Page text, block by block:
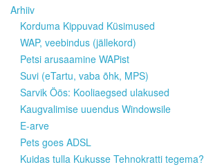
Arhiiv
Korduma Kippuvad Küsimused
WAP, veebindus (jällekord)
Petsi arusaamine WAPist
Suvi (eTartu, vaba õhk, MPS)
Sarvik Öös: Kooliaegsed ulakused
Kaugvalimise uuendus Windowsile
E-arve
Pets goes ADSL
Kuidas tulla Kukusse Tehnokratti tegema?